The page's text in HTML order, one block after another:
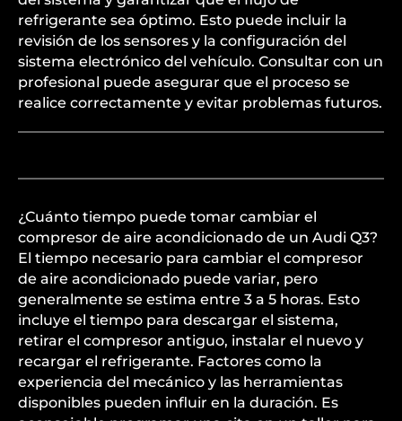
refrigerante sea óptimo. Esto puede incluir la
revisión de los sensores y la configuración del
sistema electrónico del vehículo. Consultar con un
profesional puede asegurar que el proceso se
realice correctamente y evitar problemas futuros.
¿Cuánto tiempo puede tomar cambiar el
compresor de aire acondicionado de un Audi Q3?
El tiempo necesario para cambiar el compresor
de aire acondicionado puede variar, pero
generalmente se estima entre 3 a 5 horas. Esto
incluye el tiempo para descargar el sistema,
retirar el compresor antiguo, instalar el nuevo y
recargar el refrigerante. Factores como la
experiencia del mecánico y las herramientas
disponibles pueden influir en la duración. Es